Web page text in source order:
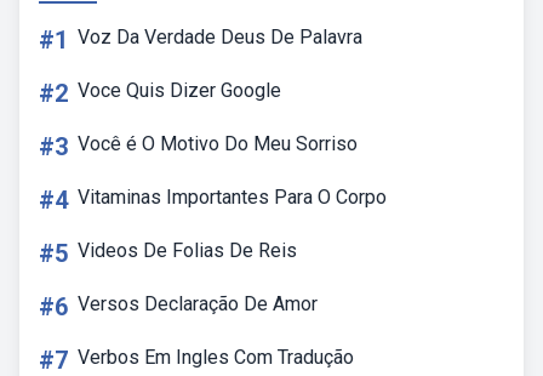
#1 Voz Da Verdade Deus De Palavra
#2 Voce Quis Dizer Google
#3 Você é O Motivo Do Meu Sorriso
#4 Vitaminas Importantes Para O Corpo
#5 Videos De Folias De Reis
#6 Versos Declaração De Amor
#7 Verbos Em Ingles Com Tradução